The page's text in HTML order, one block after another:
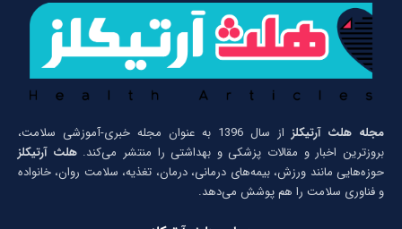
مجله هلث آرتیکلز
از سال 1396 به عنوان مجله خبری-آموزشی سلامت،
بروزترین اخبار و مقالات پزشکی و بهداشتی را منتشر می‌کند.هلث آرتیکلز
حوزه‌هایی مانند ورزش، بیمه‌های درمانی، درمان، تغذیه، سلامت روان، خانواده
و فناوری سلامت را هم پوشش می‌دهد.